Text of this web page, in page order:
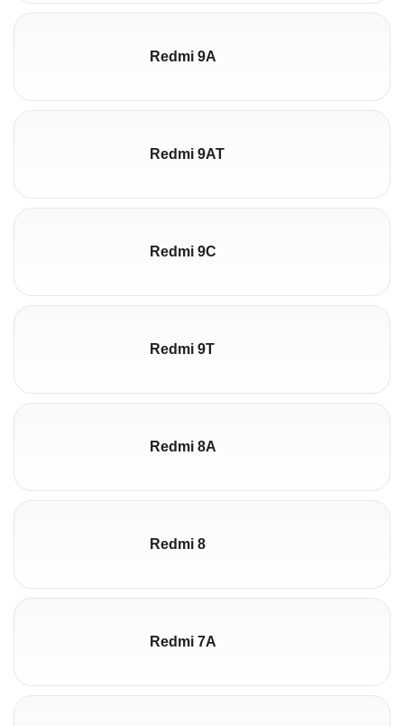
Redmi 9A
Redmi 9AT
Redmi 9C
Redmi 9T
Redmi 8A
Redmi 8
Redmi 7A